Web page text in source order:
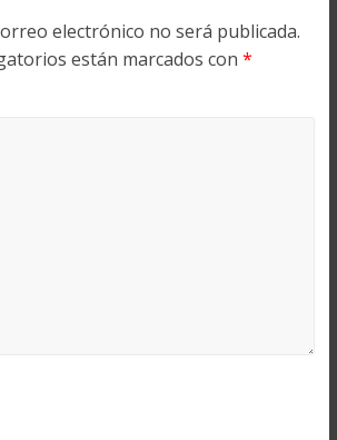
electrónico no será publicada.
están marcados con *